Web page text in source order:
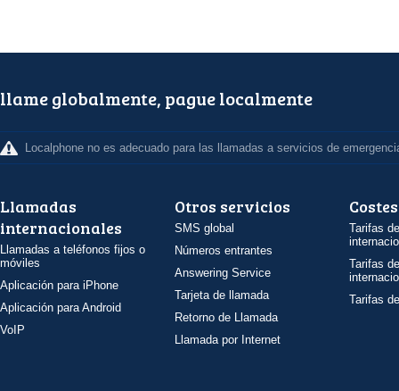
llame globalmente, pague localmente
Localphone no es adecuado para las llamadas a servicios de
Llamadas
internacionales
Llamadas a teléfonos fijos o
móviles
Aplicación para iPhone
Aplicación para Android
VoIP
Otros servicios
SMS global
Números entrantes
Answering Service
Tarjeta de llamada
Retorno de Llamada
Llamada por Internet
Costes
Tarifas
Tarifas
Tarifas